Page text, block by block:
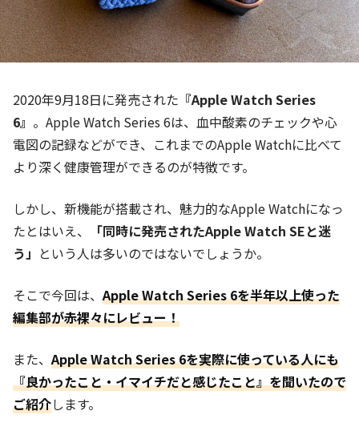
2020年9月18日に発売された 『Apple Watch Series
6』 。Apple Watch Series 6は、血中酸素のチェックや心
電図の記録などができ、これまでのApple Watchに比べて
より深く健康管理ができるのが特徴です。
しかし、新機能が搭載され、魅力的なApple Watchになっ
たとはいえ、
「同時に発売されたApple Watch SEと迷
う」 という人は多いのではないでしょうか。
そこで今回は、Apple Watch Series 6を半年以上使った
編集部が赤裸々にレビュー！
また、Apple Watch Series 6を実際に使っている人にも
『良かったこと・イマイチだと感じたこと』を聞いたので
ご紹介します。